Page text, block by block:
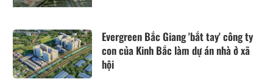
Evergreen Bắc Giang 'bắt tay' công ty
con của Kinh Bắc làm dự án nhà ở xã
hội